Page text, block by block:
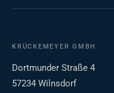
KRÜCKEMEYER GMBH
Dortmunder Straße 4
57234 Wilnsdorf